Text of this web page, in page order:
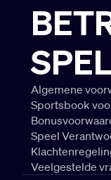
Algemene
Sportsbook
Speel
Veelgestelde